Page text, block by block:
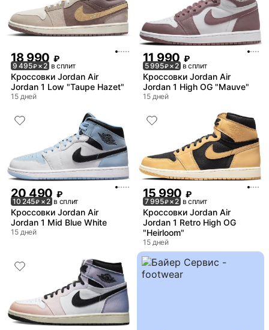
18 990 ₽
9 495₽× 2 в сплит
Кроссовки Jordan Air
Jordan 1 Low "Taupe Hazet"
15 дней
11 990 ₽
5 995₽× 2 в сплит
Кроссовки Jordan Air
Jordan 1 High OG "Mauve"
15 дней
20 490 ₽
10 245₽ × 2 в сплит
Кроссовки Jordan Air
Jordan 1 Mid Blue White
15 дней
15 990 ₽
7 995₽× 2 в сплит
Кроссовки Jordan Air
Jordan 1 Retro High OG
"Heirloom"
15 дней